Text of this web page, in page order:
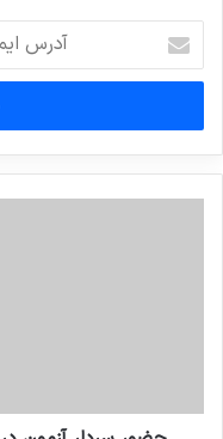
ایمیل
خود
وارد
کنید